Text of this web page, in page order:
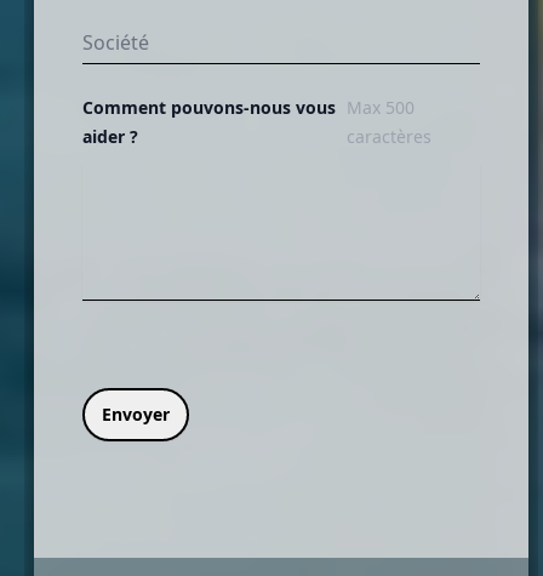
Comment pouvons-nous vous
aider ?
Max 500
caractères
Envoyer